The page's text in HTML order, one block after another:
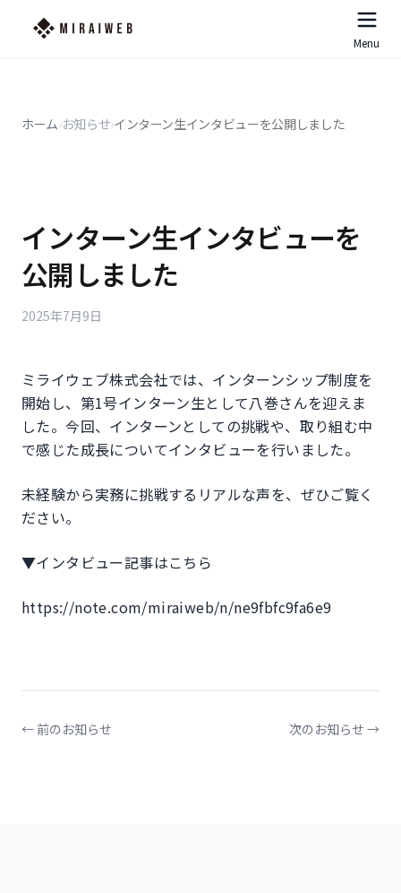
Menu
ホーム›お知らせ›インターン生インタビューを公開しました
インターン生インタビューを
公開しました
2025年7月9日
ミライウェブ株式会社では、インターンシップ制度を
開始し、第1号インターン生として八巻さんを迎えま
した。今回、インターンとしての挑戦や、取り組む中
で感じた成長についてインタビューを行いました。
未経験から実務に挑戦するリアルな声を、ぜひご覧く
ださい。
▼インタビュー記事はこちら
https://note.com/miraiweb/n/ne9fbfc9fa6e9
← 前のお知らせ 次のお知らせ →